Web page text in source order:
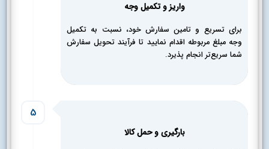
واریز و تکمیل‌ وجه
برای تسریع و تامین سفارش خود، نسبت به تکمیل
وجه مبلغ مربوطه اقدام نمایید تا فرآیند تحویل سفارش
شما سریع‌تر انجام پذیرد.
بارگیری و حمل کالا